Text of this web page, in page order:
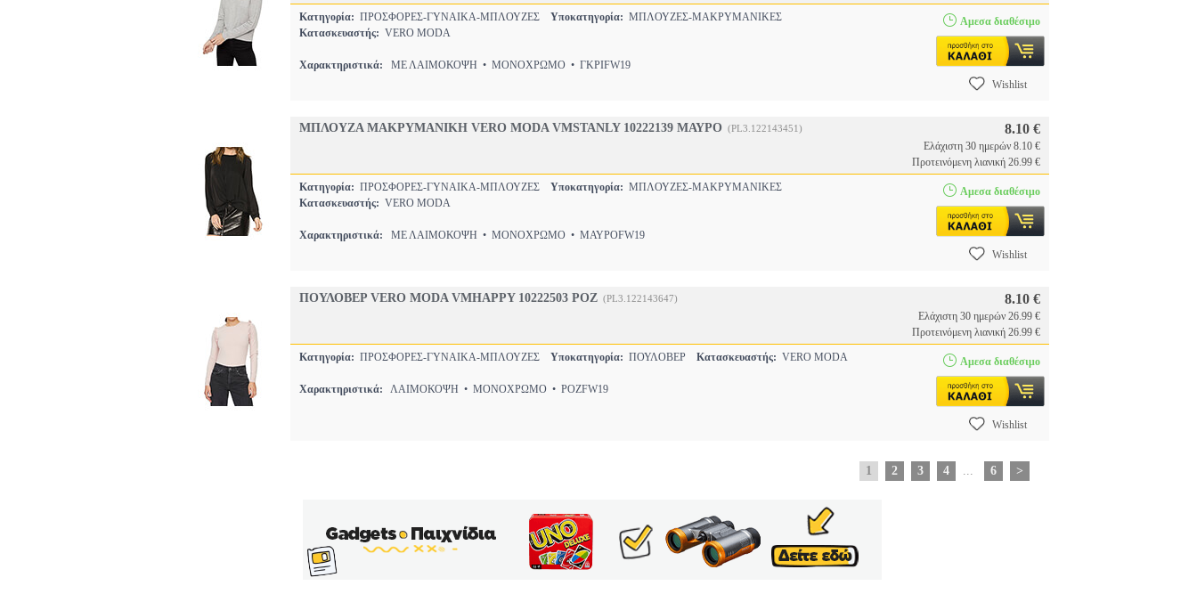
Κατηγορία: ΠΡΟΣΦΟΡΕΣ-ΓΥΝΑΙΚΑ-ΜΠΛΟΥΖΕΣ Υποκατηγορία: ΜΠΛΟΥΖΕΣ-ΜΑΚΡΥΜΑΝΙΚΕΣ
Κατασκευαστής: VERO MODA
Χαρακτηριστικά: ΜΕ ΛΑΙΜΟΚΟΨΗ • ΜΟΝΟΧΡΩΜΟ • ΓΚΡΙFW19
Αμεσα διαθέσιμο
Wishlist
ΜΠΛΟΥΖΑ ΜΑΚΡΥΜΑΝΙΚΗ VERO MODA VMSTANLY 10222139 ΜΑΥΡΟ (PL3.122143451) 8.10 €
Ελάχιστη 30 ημερών 8.10 €
Προτεινόμενη λιανική 26.99 €
Κατηγορία: ΠΡΟΣΦΟΡΕΣ-ΓΥΝΑΙΚΑ-ΜΠΛΟΥΖΕΣ Υποκατηγορία: ΜΠΛΟΥΖΕΣ-ΜΑΚΡΥΜΑΝΙΚΕΣ
Κατασκευαστής: VERO MODA
Χαρακτηριστικά: ΜΕ ΛΑΙΜΟΚΟΨΗ • ΜΟΝΟΧΡΩΜΟ • ΜΑΥΡΟFW19
Αμεσα διαθέσιμο
Wishlist
ΠΟΥΛΟΒΕΡ VERO MODA VMHAPPY 10222503 ΡΟΖ (PL3.122143647) 8.10 €
Ελάχιστη 30 ημερών 26.99 €
Προτεινόμενη λιανική 26.99 €
Κατηγορία: ΠΡΟΣΦΟΡΕΣ-ΓΥΝΑΙΚΑ-ΜΠΛΟΥΖΕΣ Υποκατηγορία: ΠΟΥΛΟΒΕΡ Κατασκευαστής: VERO MODA
Χαρακτηριστικά: ΛΑΙΜΟΚΟΨΗ • ΜΟΝΟΧΡΩΜΟ • ΡΟΖFW19
Αμεσα διαθέσιμο
Wishlist
1 2 3 4 ... 6 >